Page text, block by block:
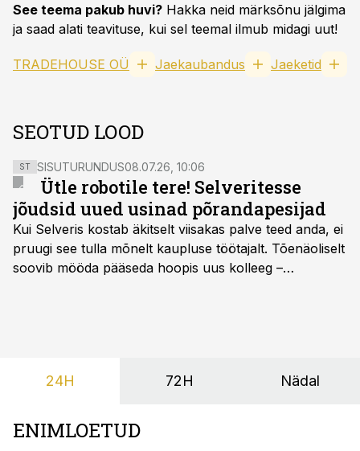
See teema pakub huvi? Hakka neid märksõnu jälgima
ja saad alati teavituse, kui sel teemal ilmub midagi uut!
TRADEHOUSE OÜ Jaekaubandus Jaeketid
SEOTUD LOOD
ST SISUTURUNDUS08.07.26, 10:06
Ütle robotile tere! Selveritesse
jõudsid uued usinad põrandapesijad
Kui Selveris kostab äkitselt viisakas palve teed anda, ei
pruugi see tulla mõnelt kaupluse töötajalt. Tõenäoliselt
soovib mööda pääseda hoopis uus kolleeg –
24H 72H Nädal
ENIMLOETUD